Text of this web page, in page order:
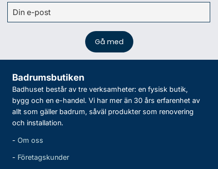
Badrumsbutiken
Badhuset består av tre verksamheter: en fysisk butik,
bygg och en e-handel. Vi har mer än 30 års erfarenhet av
allt som gäller badrum, såväl produkter som renovering
och installation.
- Om oss
- Företagskunder